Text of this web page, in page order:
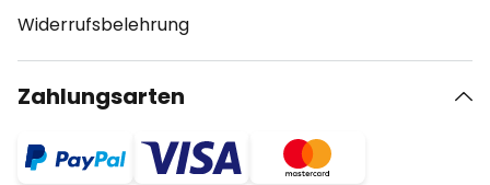
Widerrufsbelehrung
Zahlungsarten